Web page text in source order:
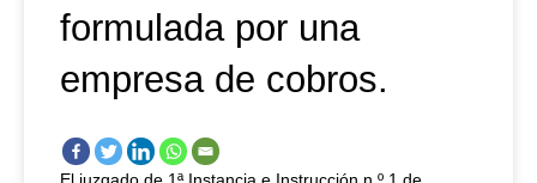
formulada por una
empresa de cobros.